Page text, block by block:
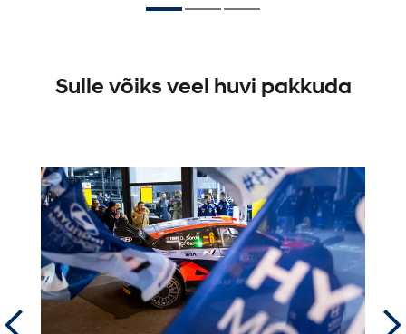
Sulle võiks veel huvi pakkuda